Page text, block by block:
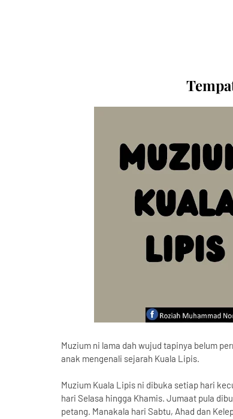
Muzium ni lama dah wujud tapinya belum
anak mengenali sejarah Kuala Lipis.
Muzium Kuala Lipis ni dibuka setiap hari
hari Selasa hingga Khamis. Jumaat pula
petang. Manakala hari Sabtu, Ahad dan